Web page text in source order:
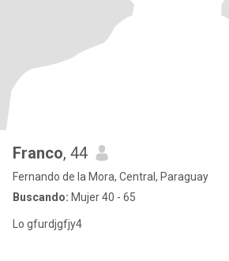
Franco, 44
Fernando de la Mora, Central, Paraguay
Buscando: Mujer 40 - 65
Lo gfurdjgfjy4